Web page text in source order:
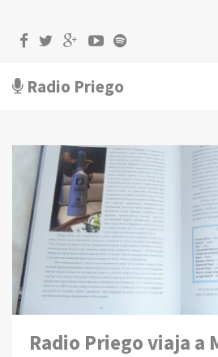
Radio Priego
Radio Priego viaja a